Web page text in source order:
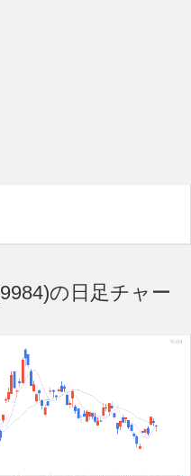
の日足チャー